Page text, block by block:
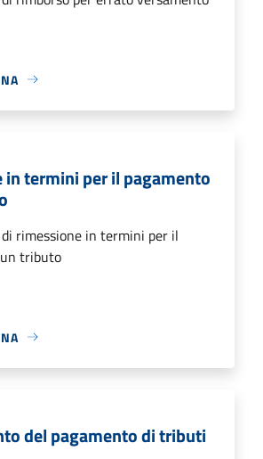
in termini per il pagamento
rimessione in termini per il
tributo
del pagamento di tributi